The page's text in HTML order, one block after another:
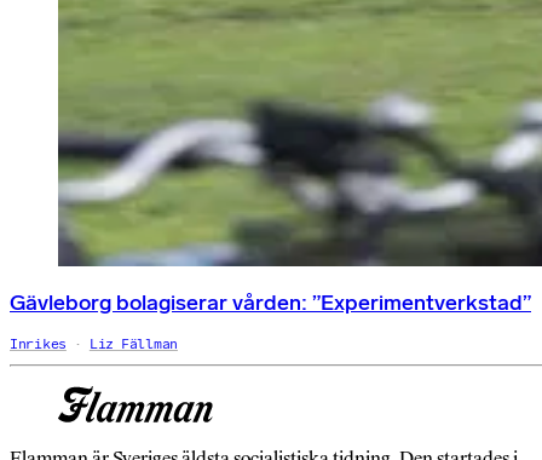
Gävleborg bolagiserar vården: ”Experimentverkstad”
Inrikes Liz Fällman